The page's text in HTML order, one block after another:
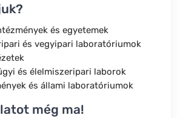
és egyetemek
és vegyipari laboratóriumok
és élelmiszeripari laborok
és állami laboratóriumok
még ma!